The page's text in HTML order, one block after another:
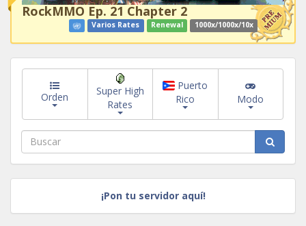
RockMMO Ep. 21 Chapter 2
Varios Rates Renewal 1000x/1000x/10x
Orden
Super High
Rates
Puerto
Rico
Modo
¡Pon tu servidor aquí!